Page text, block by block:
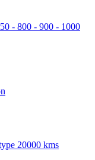
- 800 - 900 - 1000
20000 kms